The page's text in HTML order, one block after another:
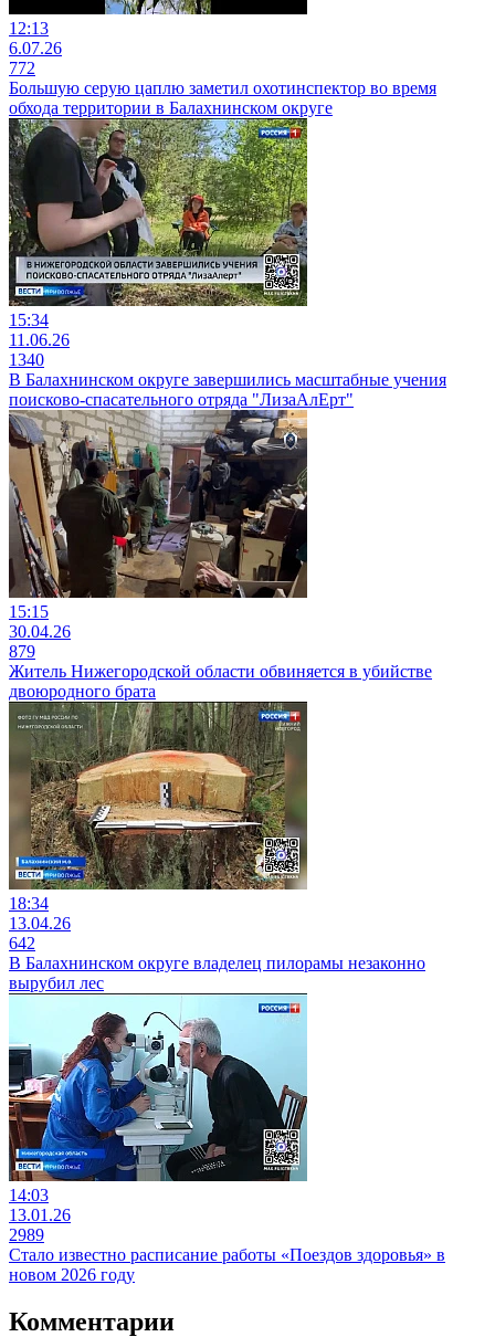
12:13
6.07.26
772
Большую серую цаплю заметил охотинспектор во время
обхода территории в Балахнинском округе
15:34
11.06.26
1340
В Балахнинском округе завершились масштабные учения
поисково-спасательного отряда "ЛизаАлЕрт"
15:15
30.04.26
879
Житель Нижегородской области обвиняется в убийстве
двоюродного брата
18:34
13.04.26
642
В Балахнинском округе владелец пилорамы незаконно
вырубил лес
14:03
13.01.26
2989
Стало известно расписание работы «Поездов здоровья» в
новом 2026 году
Комментарии